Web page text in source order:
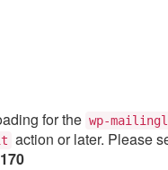
for the wp-
action or later. Please